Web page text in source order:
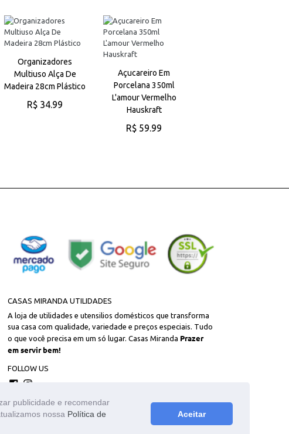
publicidade e recomendar
nossa Política de
Aceitar
Organizadores
Multiuso Alça De
Madeira 28cm Plástico
R$ 34.99
Açucareiro Em
Porcelana 350ml
L'amour Vermelho
Hauskraft
R$ 59.99
CASAS MIRANDA UTILIDADES
A loja de utilidades e utensilios domésticos que transforma
sua casa com qualidade, variedade e preços especiais. Tudo
o que você precisa em um só lugar. Casas Miranda Prazer
em servir bem!
FOLLOW US
FacebookInstagram
a loja virtual. Em caso de divergência, o preço válido é o
reprodução, total ou parcial, sem a expressa autorização.